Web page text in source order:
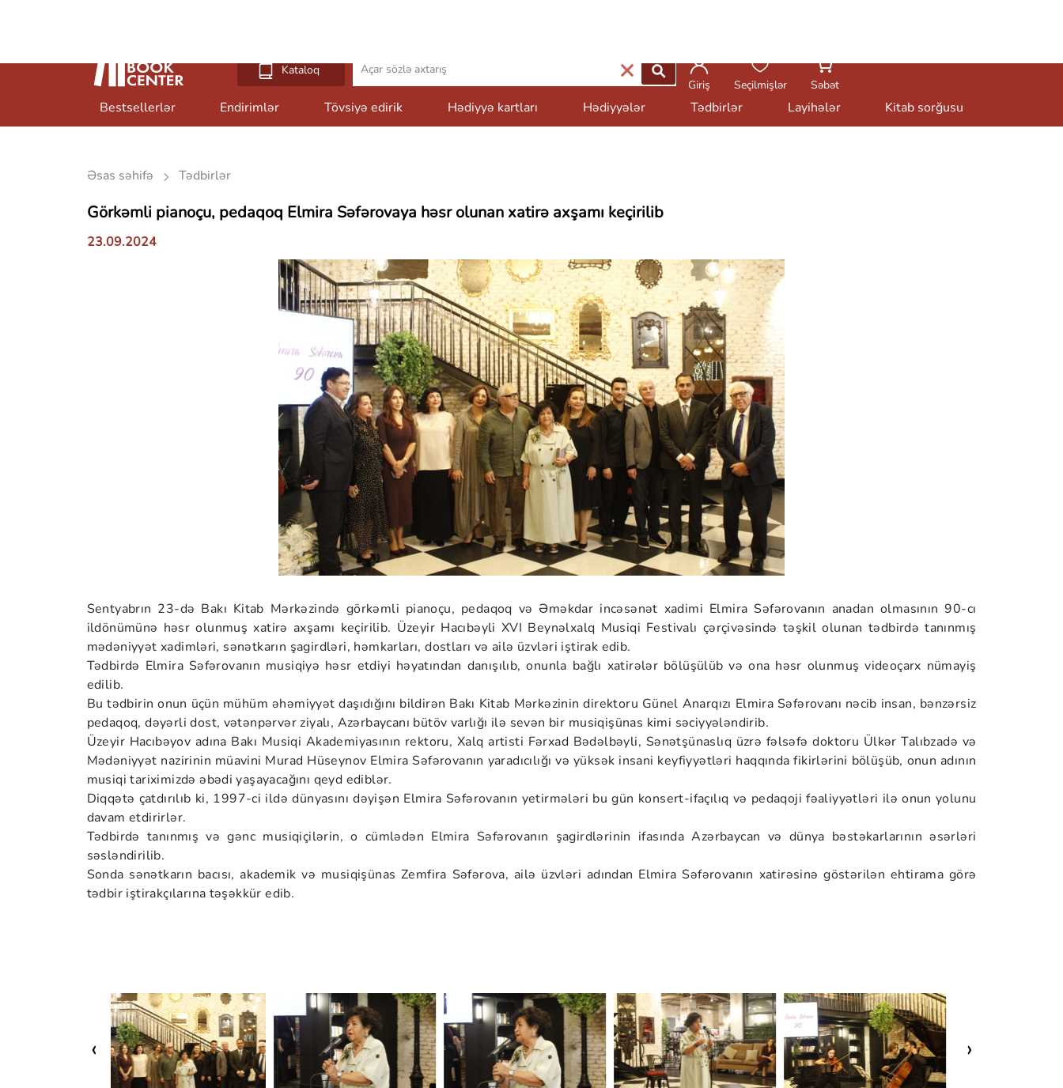
Kataloq
Giriş
Seçilmişlər Səbət
Bestsellerlər Endirimlər Tövsiyə edirik Hədiyyə kartları Hədiyyələr Tədbirlər Layihələr Kitab sorğusu
Əsas səhifə Tədbirlər
Görkəmli pianoçu, pedaqoq Elmira Səfərovaya həsr olunan xatirə axşamı keçirilib
23.09.2024
Sentyabrın 23-də Bakı Kitab Mərkəzində görkəmli pianoçu, pedaqoq və Əməkdar incəsənət xadimi Elmira Səfərovanın anadan olmasının 90-cı
ildönümünə həsr olunmuş xatirə axşamı keçirilib. Üzeyir Hacıbəyli XVI Beynəlxalq Musiqi Festivalı çərçivəsində təşkil olunan tədbirdə tanınmış
mədəniyyət xadimləri, sənətkarın şagirdləri, həmkarları, dostları və ailə üzvləri iştirak edib.
Tədbirdə Elmira Səfərovanın musiqiyə həsr etdiyi həyatından danışılıb, onunla bağlı xatirələr bölüşülüb və ona həsr olunmuş videoçarx nümayiş
edilib.
Bu tədbirin onun üçün mühüm əhəmiyyət daşıdığını bildirən Bakı Kitab Mərkəzinin direktoru Günel Anarqızı Elmira Səfərovanı nəcib insan, bənzərsiz
pedaqoq, dəyərli dost, vətənpərvər ziyalı, Azərbaycanı bütöv varlığı ilə sevən bir musiqişünas kimi səciyyələndirib.
Üzeyir Hacıbəyov adına Bakı Musiqi Akademiyasının rektoru, Xalq artisti Fərxad Bədəlbəyli, Sənətşünaslıq üzrə fəlsəfə doktoru Ülkər Talıbzadə və
Mədəniyyət nazirinin müavini Murad Hüseynov Elmira Səfərovanın yaradıcılığı və yüksək insani keyfiyyətləri haqqında fikirlərini bölüşüb, onun adının
musiqi tariximizdə əbədi yaşayacağını qeyd ediblər.
Diqqətə çatdırılıb ki, 1997-ci ildə dünyasını dəyişən Elmira Səfərovanın yetirmələri bu gün konsert-ifaçılıq və pedaqoji fəaliyyətləri ilə onun yolunu
davam etdirirlər.
Tədbirdə tanınmış və gənc musiqiçilərin, o cümlədən Elmira Səfərovanın şagirdlərinin ifasında Azərbaycan və dünya bəstəkarlarının əsərləri
səsləndirilib.
Sonda sənətkarın bacısı, akademik və musiqişünas Zemfira Səfərova, ailə üzvləri adından Elmira Səfərovanın xatirəsinə göstərilən ehtirama görə
tədbir iştirakçılarına təşəkkür edib.
‹ ›